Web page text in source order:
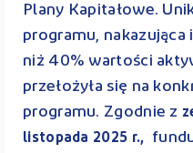
Plany Kapitałowe.
programu,
niż 40% wartości
przełożyła się na
programu. Zgodnie z
listopada 2025 r.,